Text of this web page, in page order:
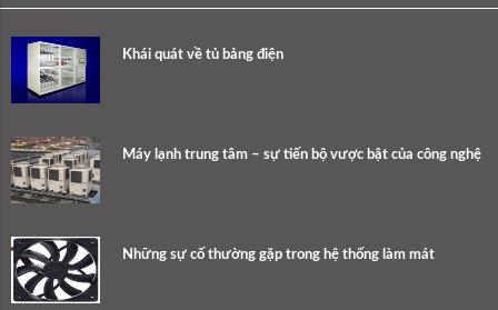
Khái quát về tủ bảng điện
Máy lạnh trung tâm – sự tiến bộ vược bật của công nghệ
Những sự cố thường gặp trong hệ thống làm mát